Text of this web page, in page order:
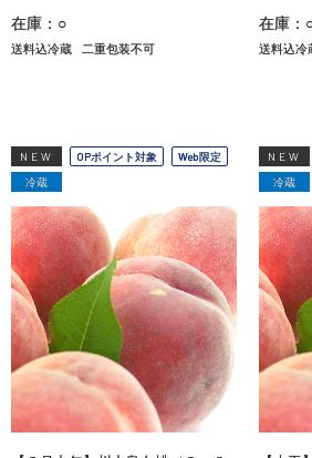
在庫：○
送料込冷蔵 二重包装不可
在庫：
送料込冷
NEW OPポイント対象
Web限定
冷蔵
NEW
冷蔵